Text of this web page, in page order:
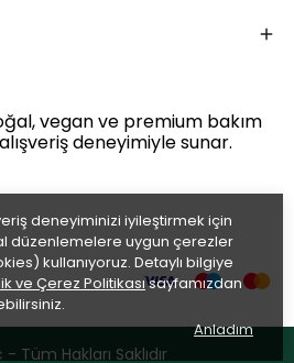
deneyiminizi iyileştirmek için
düzenlemelere uygun çerezler
kullanıyoruz. Detaylı bilgiye
ve Çerez Politikasısayfamızdan
Anladım
vegan ve premium bakım
deneyimiyle sunar.
Hakları Saklıdır